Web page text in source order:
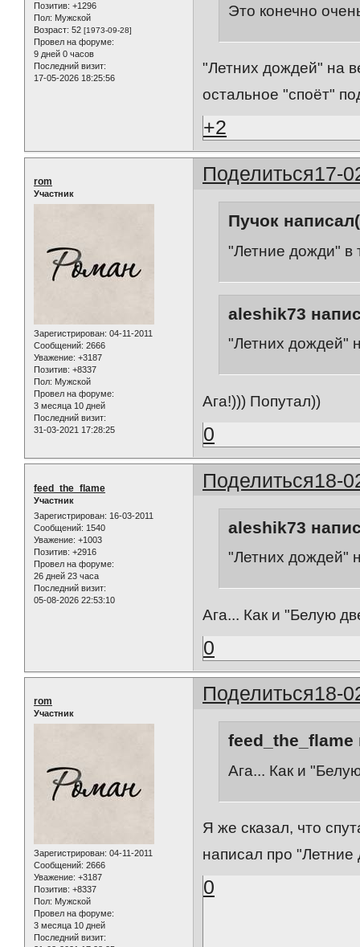
Позитив: +1296
Пол: Мужской
Возраст: 52 [1973-09-28]
Провел на форуме:
9 дней 0 часов
Последний визит:
17-05-2026 18:25:56
Это конечно
"Летних дождей" на
остальное "споёт"
+2
Поделиться17-
rom
Участник
Зарегистрирован: 04-11-2011
Сообщений: 2666
Уважение: +3187
Позитив: +8337
Пол: Мужской
Провел на форуме:
3 месяца 10 дней
Последний визит:
31-03-2021 17:28:25
Пучок
"Летние дожди" в
aleshik73
"Летних дождей"
Ага!))) Попутал))
0
Поделиться18-
feed_the_flame
Участник
Зарегистрирован: 16-03-2011
Сообщений: 1540
Уважение: +1003
Позитив: +2916
Провел на форуме:
26 дней 23 часа
Последний визит:
05-08-2026 22:53:10
aleshik73
"Летних дождей"
Ага... Как и "Белую
0
Поделиться18-
rom
Участник
Зарегистрирован: 04-11-2011
Сообщений: 2666
Уважение: +3187
Позитив: +8337
Пол: Мужской
Провел на форуме:
3 месяца 10 дней
Последний визит:
feed_the_flame
Ага... Как и
Я же сказал, что
написал про "Летние
0